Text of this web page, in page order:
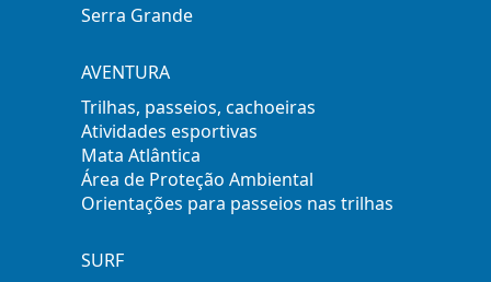
Serra Grande
AVENTURA
Trilhas, passeios, cachoeiras
Atividades esportivas
Mata Atlântica
Área de Proteção Ambiental
Orientações para passeios nas trilhas
SURF